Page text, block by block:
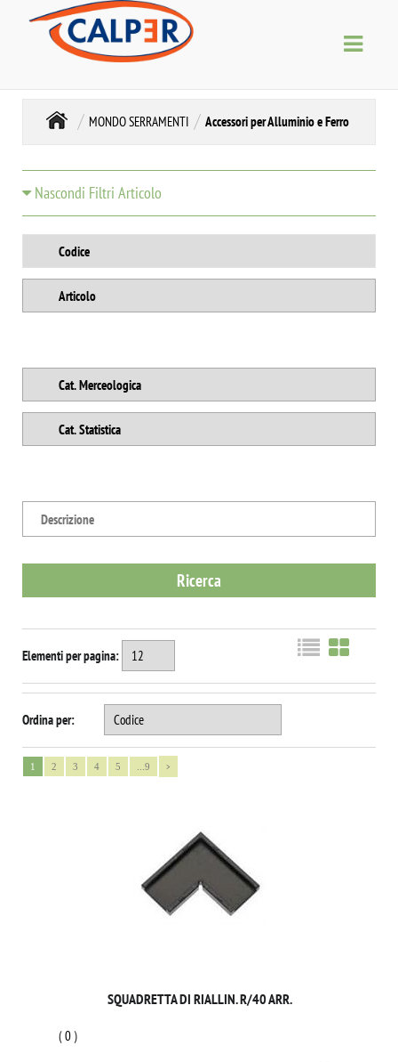
MONDO SERRAMENTI Accessori per Alluminio e Ferro
Nascondi Filtri Articolo
Elementi per pagina:
Ordina per:
1 2 3 4 5 ...9 >
SQUADRETTA DI RIALLIN. R/40 ARR.
(0)